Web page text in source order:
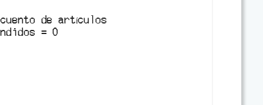
de artículos
=0